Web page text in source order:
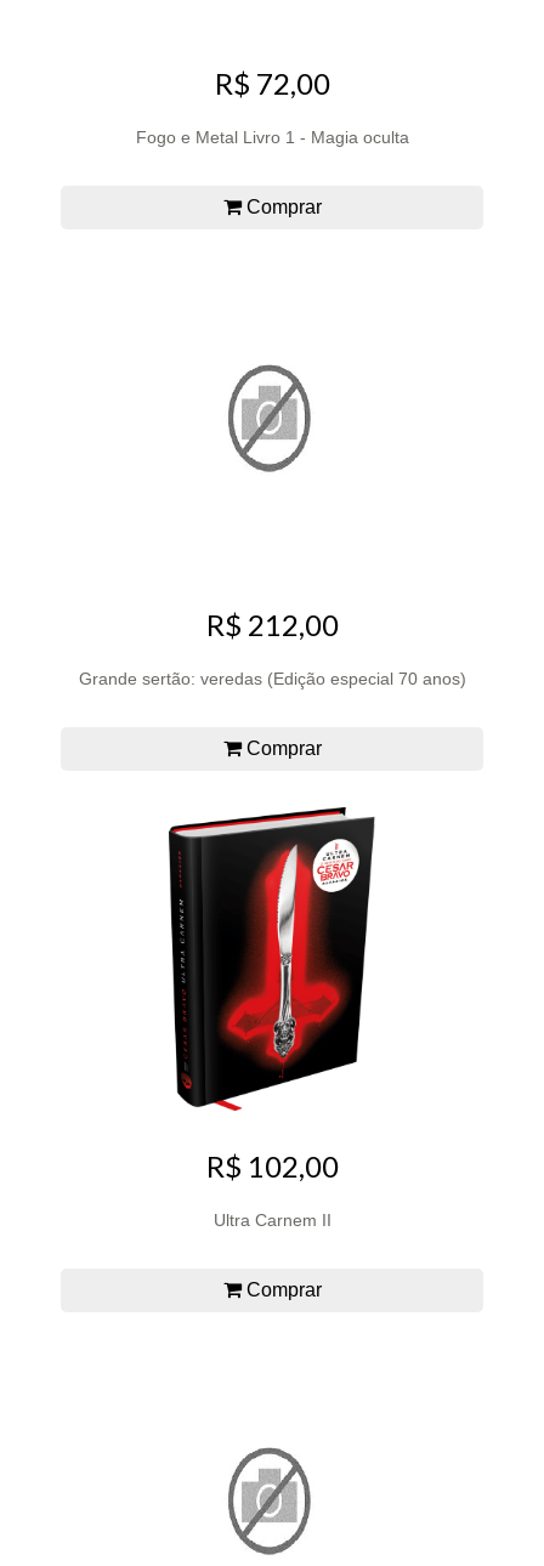
R$ 72,00
Fogo e Metal Livro 1 - Magia oculta
Comprar
R$ 212,00
Grande sertão: veredas (Edição especial 70 anos)
Comprar
R$ 102,00
Ultra Carnem II
Comprar